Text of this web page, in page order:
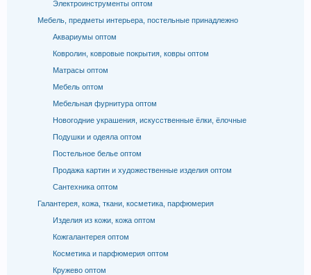
Электроинструменты оптом
Мебель, предметы интерьера, постельные принадлежно
Аквариумы оптом
Ковролин, ковровые покрытия, ковры оптом
Матрасы оптом
Мебель оптом
Мебельная фурнитура оптом
Новогодние украшения, искусственные ёлки, ёлочные
Подушки и одеяла оптом
Постельное белье оптом
Продажа картин и художественные изделия оптом
Сантехника оптом
Галантерея, кожа, ткани, косметика, парфюмерия
Изделия из кожи, кожа оптом
Кожгалантерея оптом
Косметика и парфюмерия оптом
Кружево оптом